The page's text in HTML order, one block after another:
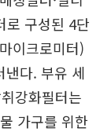
로 구성된 4단
이크로미터)
다. 부유 세
강화필터는
가구를 위한